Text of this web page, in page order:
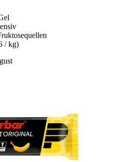
/ kg)